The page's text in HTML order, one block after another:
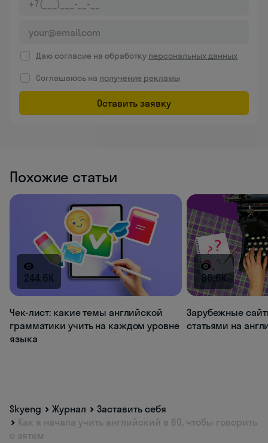
Даю согласие на обработку персональных данных
Соглашаюсь на получение рекламы
Оставить заявку
Похожие статьи
244.6K
Чек-лист: какие темы английской
грамматики учить на каждом уровне
языка
86.6K
Зарубежные
статьями на
Skyeng Журнал
Заставить себя
Как я начала учить английский в 60, чтобы говорить
с зятем